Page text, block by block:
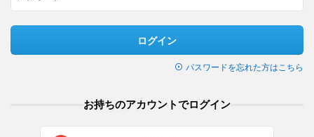
ログイン
パスワードを忘れた方はこちら
お持ちのアカウントでログイン